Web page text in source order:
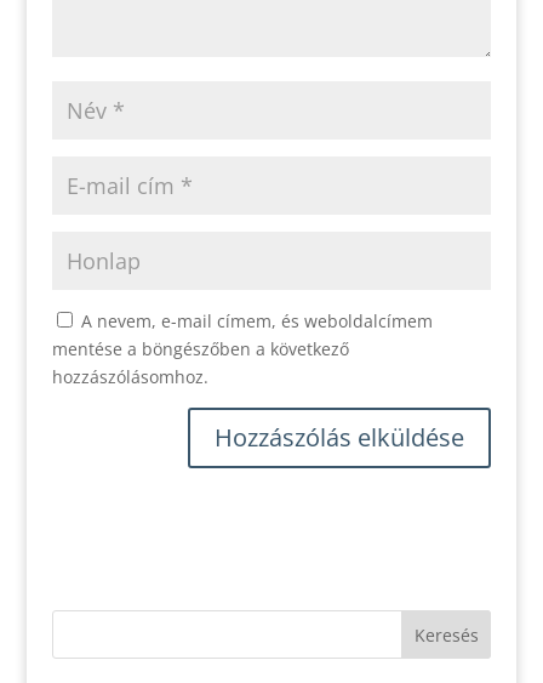
A nevem, e-mail címem, és weboldalcímem
mentése a böngészőben a következő
hozzászólásomhoz.
Keresés